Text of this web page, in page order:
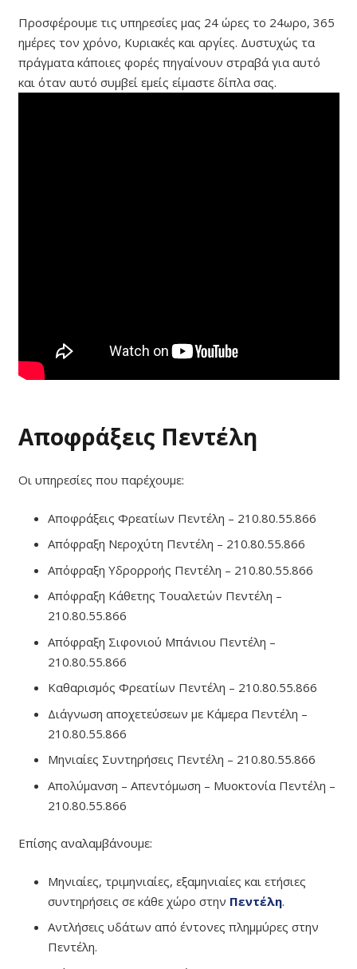
Προσφέρουμε τις υπηρεσίες μας 24 ώρες το 24ωρο, 365
ημέρες τον χρόνο, Κυριακές και αργίες. Δυστυχώς τα
πράγματα κάποιες φορές πηγαίνουν στραβά για αυτό
και όταν αυτό συμβεί εμείς είμαστε δίπλα σας.
Αποφράξεις Πεντέλη
Οι υπηρεσίες που παρέχουμε:
Αποφράξεις Φρεατίων Πεντέλη – 210.80.55.866
Απόφραξη Νεροχύτη Πεντέλη – 210.80.55.866
Απόφραξη Υδρορροής Πεντέλη – 210.80.55.866
Απόφραξη Κάθετης Τουαλετών Πεντέλη –
210.80.55.866
Απόφραξη Σιφονιού Μπάνιου Πεντέλη –
210.80.55.866
Καθαρισμός Φρεατίων Πεντέλη – 210.80.55.866
Διάγνωση αποχετεύσεων με Κάμερα Πεντέλη –
210.80.55.866
Μηνιαίες Συντηρήσεις Πεντέλη – 210.80.55.866
Απολύμανση – Απεντόμωση – Μυοκτονία Πεντέλη –
210.80.55.866
Επίσης αναλαμβάνουμε:
Μηνιαίες, τριμηνιαίες, εξαμηνιαίες και ετήσιες
συντηρήσεις σε κάθε χώρο στην Πεντέλη.
Αντλήσεις υδάτων από έντονες πλημμύρες στην
Πεντέλη.